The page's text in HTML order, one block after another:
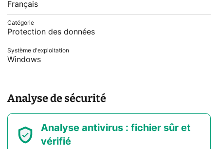
Français
Catégorie
Protection des données
Système d'exploitation
Windows
Analyse de sécurité
Analyse antivirus : fichier sûr et
vérifié